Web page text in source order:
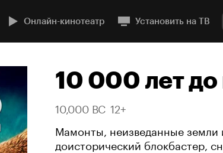
Онлайн-кинотеатр Установить на ТВ
10 000 лет
10,000 BC 12+
Мамонты, неизведанные земли
доисторический блокбастер,